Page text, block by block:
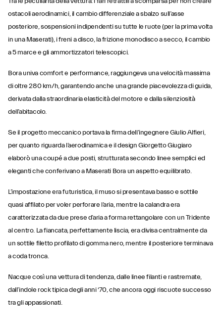
ostacoli aerodinamici, il cambio differenziale a sbalzo sull’asse
posteriore, sospensioni indipendenti su tutte le ruote (per la prima volta
in una Maserati), i freni a disco, la frizione monodisco a secco, il cambio
a 5 marce e gli ammortizzatori telescopici.
Bora univa comfort e performance, raggiungeva una velocità massima
di oltre 280 km/h, garantendo anche una grande piacevolezza di guida,
derivata dalla straordinaria elasticità del motore e dalla silenziosità
dell’abitacolo.
Se il progetto meccanico portava la firma dell’ingegnere Giulio Alfieri,
per quanto riguarda l’aerodinamica e il design Giorgetto Giugiaro
elaborò una coupé a due posti, strutturata secondo linee semplici ed
eleganti che conferivano a Maserati Bora un aspetto equilibrato.
L’impostazione era futuristica, il muso si presentava basso e sottile
quasi affilato per voler perforare l’aria, mentre la calandra era
caratterizzata da due prese d’aria a forma rettangolare con un Tridente
al centro. La fiancata, perfettamente liscia, era divisa centralmente da
un sottile filetto profilato di gomma nero, mentre il posteriore terminava
a coda tronca.
Nacque così una vettura di tendenza, dalle linee filanti e rastremate,
dall’indole rock tipica degli anni ‘70, che ancora oggi riscuote successo
tra gli appassionati.